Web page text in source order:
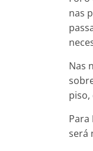
nas
Nas
Para
será